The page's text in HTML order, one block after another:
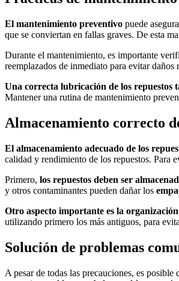
El mantenimiento preventivo puede
que se conviertan en fallas graves. De esta
Durante el mantenimiento, es importante
reemplazados de inmediato para evitar
Una correcta lubricación de los repuestos
Mantener una rutina de mantenimiento
Almacenamiento correcto
El almacenamiento adecuado de los
calidad y rendimiento de los repuestos. Para
Primero, los repuestos deben ser
y otros contaminantes pueden dañar los
Otro aspecto importante es la
utilizando primero los más antiguos, para
Solución de problemas
A pesar de todas las precauciones, es